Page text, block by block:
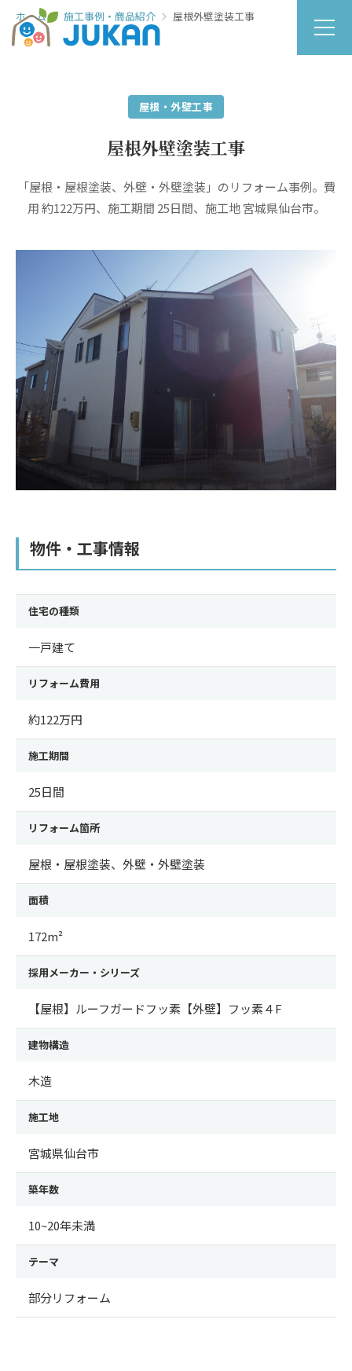
ホーム 施工事例・商品紹介 屋根外壁塗装工事
屋根・外壁工事
屋根外壁塗装工事
「屋根・屋根塗装、外壁・外壁塗装」のリフォーム事例。費
用 約122万円、施工期間 25日間、施工地 宮城県仙台市。
物件・工事情報
住宅の種類
一戸建て
リフォーム費用
約122万円
施工期間
25日間
リフォーム箇所
屋根・屋根塗装、外壁・外壁塗装
面積
172m²
採用メーカー・シリーズ
【屋根】ルーフガードフッ素【外壁】フッ素４F
建物構造
木造
施工地
宮城県仙台市
築年数
10~20年未満
テーマ
部分リフォーム